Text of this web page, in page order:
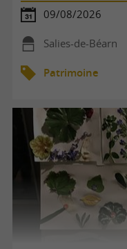
09/08/2026
Salies-de-Béarn
Patrimoine